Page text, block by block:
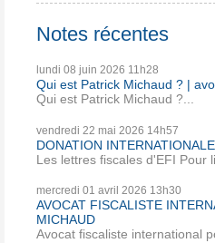
Notes récentes
lundi 08 juin 2026 11h28
Qui est Patrick Michaud ? |
Qui est Patrick Michaud ?...
vendredi 22 mai 2026 14h57
DONATION
Les lettres fiscales d'EFI Pour
mercredi 01 avril 2026 13h30
AVOCAT FISCALISTE
MICHAUD
Avocat fiscaliste international